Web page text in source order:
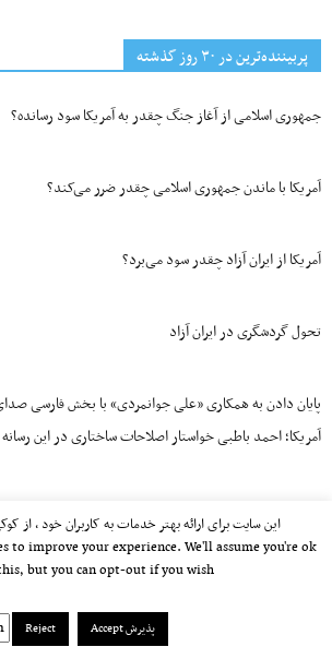
پربیننده‌ترین‌ در ۳۰ روز گذشته
جمهوری اسلامی از آغاز جنگ چقدر به آمریکا سود رسانده؟
آمریکا با ماندن جمهوری اسلامی چقدر ضرر می‌کند؟
آمریکا از ایران آزاد چقدر سود می‌برد؟
تحول گردشگری در ایران آزاد
پایان دادن به همکاری «علی جوانمردی» با بخش فارسی
آمریکا؛ احمد باطبی خواستار اصلاحات ساختاری در این
kayhan.london 2000-2026© خط مشی
این سایت برای ارائه بهتر خدمات به کاربران خود ، از
to improve your experience. We'll assume you're ok
but you can opt-out if you wish.
پذیرش Accept Reject